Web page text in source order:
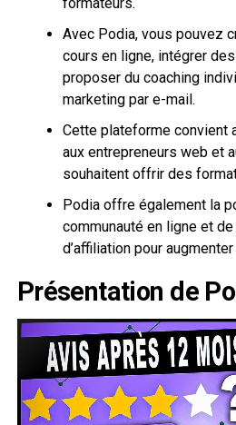
Avec Podia, vous pouvez
cours en ligne, intégrer
proposer du coaching
marketing par e-mail.
Cette plateforme convient
aux entrepreneurs web et
souhaitent offrir des
Podia offre également la
communauté en ligne et
d’affiliation pour
Présentation de